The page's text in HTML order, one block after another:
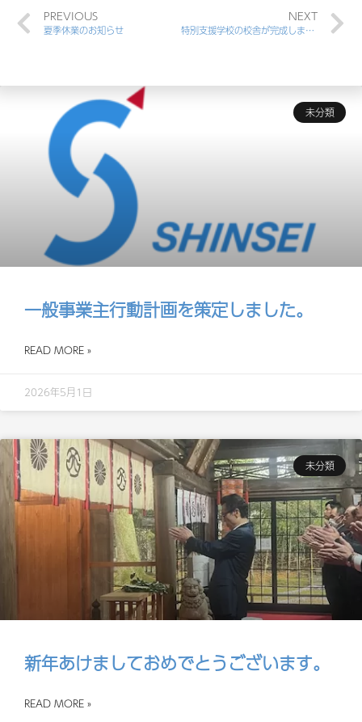
PREVIOUS
夏季休業のお知らせ
NEXT
特別支援学校の校舎が完成しました
未分類
一般事業主行動計画を策定しました。
READ MORE »
2026年5月1日
未分類
新年あけましておめでとうございます。
READ MORE »